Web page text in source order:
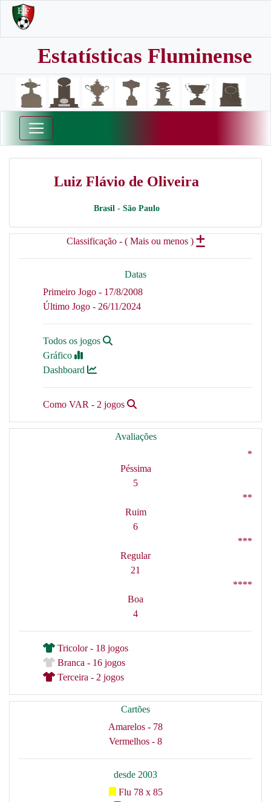
Estatísticas Fluminense
Luiz Flávio de Oliveira
Brasil - São Paulo
Classificação - ( Mais ou menos )
Datas
Primeiro Jogo - 17/8/2008
Último Jogo - 26/11/2024
Todos os jogos
Gráfico
Dashboard
Como VAR - 2 jogos
Avaliações
*
Péssima
5
**
Ruim
6
***
Regular
21
****
Boa
4
Tricolor - 18 jogos
Branca - 16 jogos
Terceira - 2 jogos
Cartões
Amarelos - 78
Vermelhos - 8
desde 2003
Flu 78 x 85